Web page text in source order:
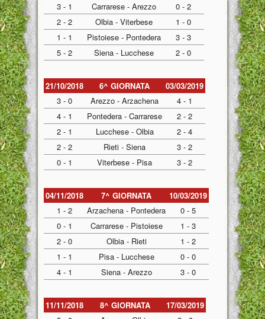
3 - 1
Carrarese - Arezzo
0 - 2
2 - 2
Olbia - Viterbese
1 - 0
1 - 1
Pistoiese - Pontedera
3 - 3
5 - 2
Siena - Lucchese 2 - 0
21/10/2018 6^ GIORNATA
03/03/2019
3 - 0
Arezzo - Arzachena
4 - 1
4 - 1
Pontedera - Carrarese
2 - 2
2 - 1
Lucchese - Olbia
2 - 4
2 - 2
Rieti - Siena
3 - 2
0 - 1
Viterbese - Pisa 3 - 2
04/11/2018 7^ GIORNATA
10/03/2019
1 - 2
Arzachena - Pontedera
0 - 5
0 - 1
Carrarese - Pistoiese
1 - 3
2 - 0
Olbia - Rieti
1 - 2
1 - 1
Pisa - Lucchese
0 - 0
4 - 1
Siena - Arezzo 3 - 0
11/11/2018 8^ GIORNATA
17/03/2019